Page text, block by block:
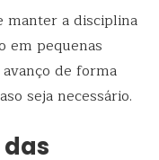
manter a disciplina
em pequenas
de forma
seja necessário.